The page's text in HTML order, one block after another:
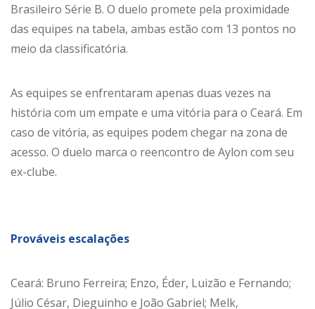
Brasileiro Série B. O duelo promete pela proximidade
das equipes na tabela, ambas estão com 13 pontos no
meio da classificatória.
As equipes se enfrentaram apenas duas vezes na
história com um empate e uma vitória para o Ceará. Em
caso de vitória, as equipes podem chegar na zona de
acesso. O duelo marca o reencontro de Aylon com seu
ex-clube.
Prováveis escalações
Ceará: Bruno Ferreira; Enzo, Éder, Luizão e Fernando;
Júlio César, Dieguinho e João Gabriel; Melk,